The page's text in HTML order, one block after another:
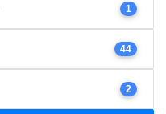
1
44
2